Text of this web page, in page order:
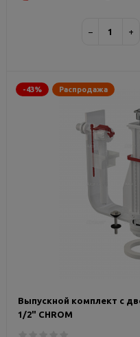
− +
-43% Распродажа
Выпускной комплект с
1/2" CHROM